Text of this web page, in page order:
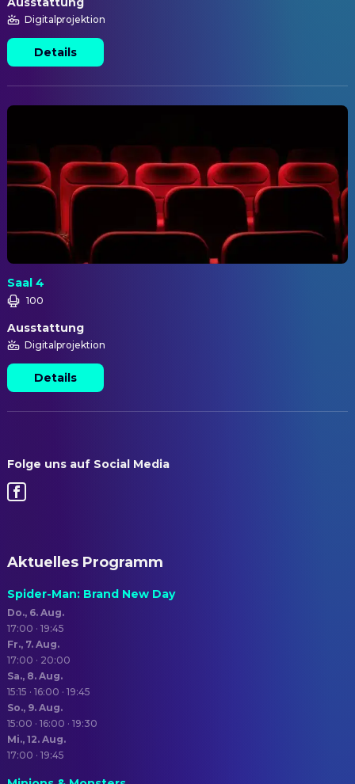
Digitalprojektion
Details
Saal 4
100
Ausstattung
Digitalprojektion
Details
Folge uns auf Social Media
Aktuelles Programm
Spider-Man: Brand New Day
Do., 6. Aug.
17:00 · 19:45
Fr., 7. Aug.
17:00 · 20:00
Sa., 8. Aug.
15:15 · 16:00 · 19:45
So., 9. Aug.
15:00 · 16:00 · 19:30
Mi., 12. Aug.
17:00 · 19:45